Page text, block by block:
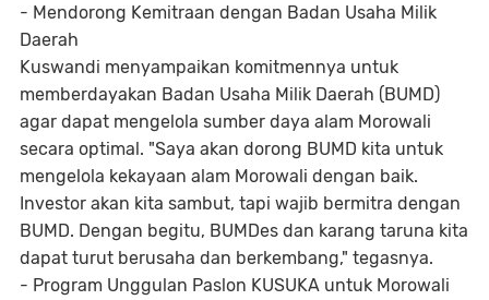
- Mendorong Kemitraan dengan Badan Usaha Milik
Daerah
Kuswandi menyampaikan komitmennya untuk
memberdayakan Badan Usaha Milik Daerah (BUMD)
agar dapat mengelola sumber daya alam Morowali
secara optimal. "Saya akan dorong BUMD kita untuk
mengelola kekayaan alam Morowali dengan baik.
Investor akan kita sambut, tapi wajib bermitra dengan
BUMD. Dengan begitu, BUMDes dan karang taruna kita
dapat turut berusaha dan berkembang," tegasnya.
- Program Unggulan Paslon KUSUKA untuk Morowali